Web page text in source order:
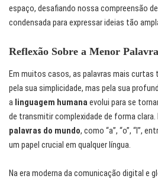
espaço, desafiando nossa compreensão
condensada para expressar ideias tão
Reflexão Sobre a Menor
Em muitos casos, as palavras mais
pela sua simplicidade, mas pela sua
a linguagem humanaevolui para se
de transmitir complexidade de forma clara.
palavras do mundo, como “a”, “o”, “I”,
um papel crucial em qualquer língua.
Na era moderna da comunicação digital e